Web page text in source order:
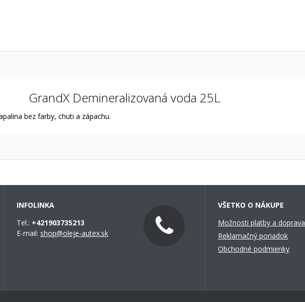
GrandX Demineralizovaná voda 25L
bez farby, chuti a zápachu.
INFOLINKA
Tel.: +421903735213
E-mail: shop@oleje-autex.sk
VŠETKO O NÁKUPE
Možnosti platby a doprava
Reklamačný poriadok
Obchodné podmienky